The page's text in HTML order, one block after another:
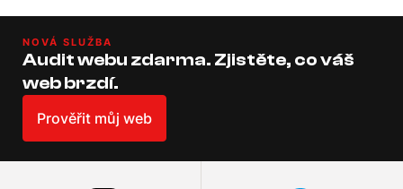
NOVÁ SLUŽBA
Audit webu zdarma. Zjistěte, co váš
web brzdí.
Prověřit můj web